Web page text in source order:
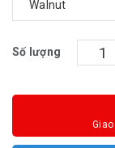
Số lượng